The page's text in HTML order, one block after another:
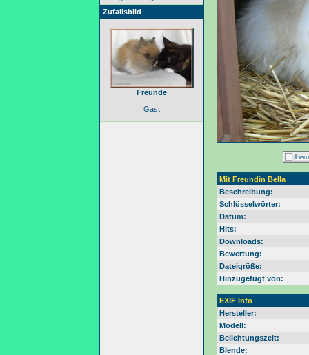
Zufallsbild
Freunde
Gast
Mit Freundin Bella
Beschreibung:
Schlüsselwörter:
Datum:
Hits:
Downloads:
Bewertung:
Dateigröße:
Hinzugefügt von:
EXIF Info
Hersteller:
Modell:
Belichtungszeit:
Blende: